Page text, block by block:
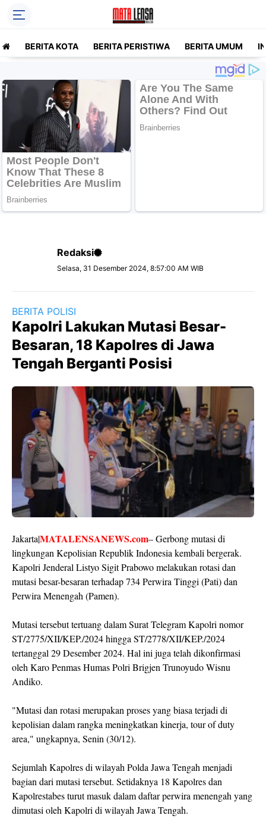
BERITA KOTA BERITA PERISTIWA BERITA UMUM
Redaksi
Selasa, 31 Desember 2024, 8:57:00 AM WIB
BERITA POLISI
Kapolri Lakukan Mutasi Besar-
Besaran, 18 Kapolres di Jawa
Tengah Berganti Posisi
Jakarta|MATALENSANEWS.com– Gerbong mutasi di
lingkungan Kepolisian Republik Indonesia kembali bergerak.
Kapolri Jenderal Listyo Sigit Prabowo melakukan rotasi dan
mutasi besar-besaran terhadap 734 Perwira Tinggi (Pati) dan
Perwira Menengah (Pamen).
Mutasi tersebut tertuang dalam Surat Telegram Kapolri nomor
ST/2775/XII/KEP./2024 hingga ST/2778/XII/KEP./2024
tertanggal 29 Desember 2024. Hal ini juga telah dikonfirmasi
oleh Karo Penmas Humas Polri Brigjen Trunoyudo Wisnu
Andiko.
"Mutasi dan rotasi merupakan proses yang biasa terjadi di
kepolisian dalam rangka meningkatkan kinerja, tour of duty
area," ungkapnya, Senin (30/12).
Sejumlah Kapolres di wilayah Polda Jawa Tengah menjadi
bagian dari mutasi tersebut. Setidaknya 18 Kapolres dan
Kapolrestabes turut masuk dalam daftar perwira menengah yang
dimutasi oleh Kapolri di wilayah Jawa Tengah.